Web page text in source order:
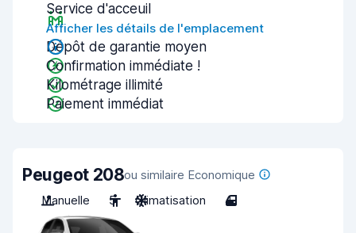
Service d'acceuil
Afficher les détails de l'emplacement
Dépôt de garantie moyen
Confirmation immédiate !
Kilométrage illimité
Paiement immédiat
Peugeot 208ou similaire Economique
Manuelle
5 Climatisation 4